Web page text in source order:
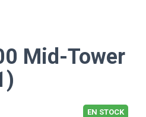
Mid-Tower
EN STOCK